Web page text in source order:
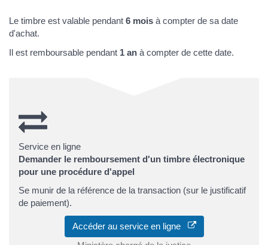
Le timbre est valable pendant 6 mois à compter de sa date
d'achat.
Il est remboursable pendant 1 an à compter de cette date.
Service en ligne
Demander le remboursement d'un timbre électronique
pour une procédure d'appel
Se munir de la référence de la transaction (sur le justificatif
de paiement).
Accéder au service en ligne